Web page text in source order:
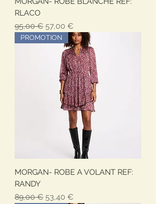
RLACO
Обычная цена
95,00 € Цена со скидкой
57,00 €
PROMOTION
MORGAN- ROBE A VOLANT REF:
RANDY
Обычная цена
89,00 € Цена со скидкой
53,40 €